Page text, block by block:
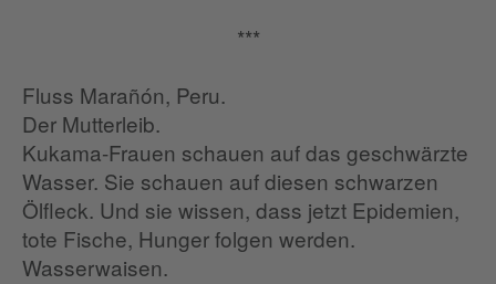
***
Fluss Marañón, Peru.
Der Mutterleib.
Kukama-Frauen schauen auf das geschwärzte
Wasser. Sie schauen auf diesen schwarzen
Ölfleck. Und sie wissen, dass jetzt Epidemien,
tote Fische, Hunger folgen werden.
Wasserwaisen.